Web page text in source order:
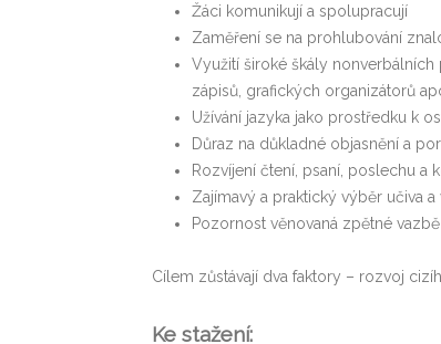
Žáci komunikují a spolupracují
Zaměření se na prohlubování
Využití široké škály
zápisů, grafických organizátorů
Užívání jazyka jako prostředku k
Důraz na důkladné objasnění a
Rozvíjení čtení, psaní, poslechu
Zajímavý a praktický výběr učiva
Pozornost věnovaná zpětné
Cílem zůstávají dva faktory – rozvoj
Ke stažení: